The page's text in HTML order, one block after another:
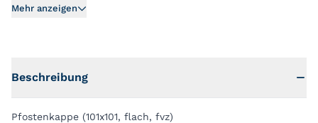
Mehr anzeigen
Beschreibung
Pfostenkappe (101x101, flach, fvz)